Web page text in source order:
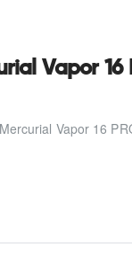
Vapor 16
Vapor 16